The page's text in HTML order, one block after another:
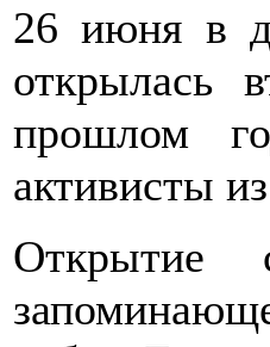
26 июня в
открылась
прошлом
активисты
Открытие